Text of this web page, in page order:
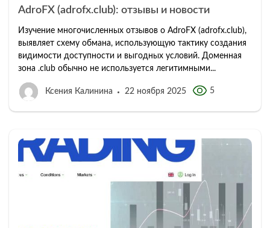
AdroFX (adrofx.club): отзывы и новости
Изучение многочисленных отзывов о AdroFX (adrofx.club),
выявляет схему обмана, использующую тактику создания
видимости доступности и выгодных условий. Доменная
зона .club обычно не используется легитимными...
Ксения Калинина 22 ноября 2025 5